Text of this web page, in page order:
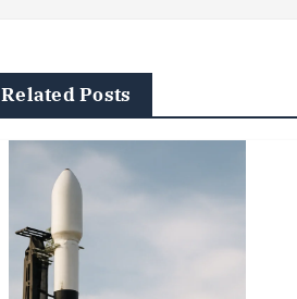
Related Posts